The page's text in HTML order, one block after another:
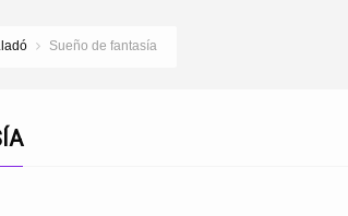
Sueño de fantasía